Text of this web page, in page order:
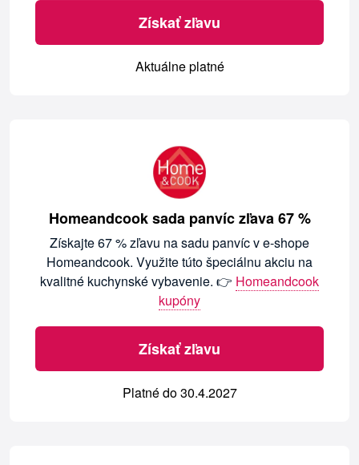
Získať zľavu
Aktuálne platné
Homeandcook sada panvíc zľava 67 %
Získajte 67 % zľavu na sadu panvíc v e-shope
Homeandcook. Využite túto špeciálnu akciu na
kvalitné kuchynské vybavenie. 👉 Homeandcook
kupóny
Získať zľavu
Platné do 30.4.2027